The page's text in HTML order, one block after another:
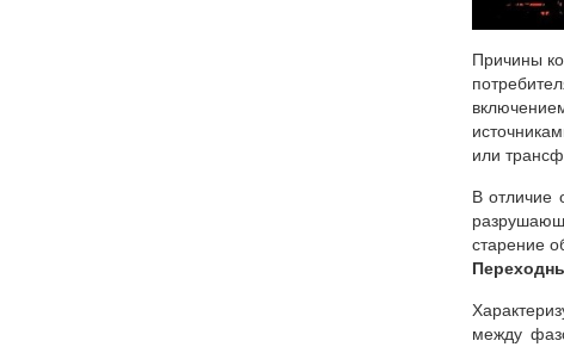
Причины
или
В отличие
старение
между